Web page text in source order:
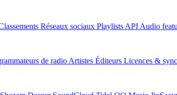
Réseaux sociaux Playlists API Audio
de radio Artistes Éditeurs Licences &